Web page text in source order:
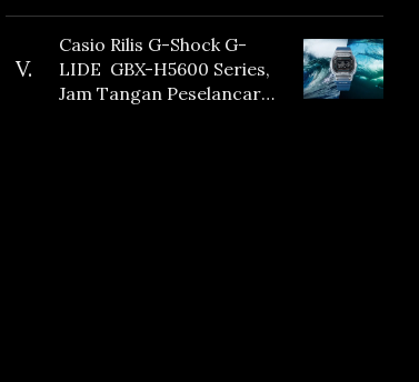
Baru!
V.
Casio Rilis G-Shock G-
LIDE GBX-H5600 Series,
Jam Tangan Peselancar